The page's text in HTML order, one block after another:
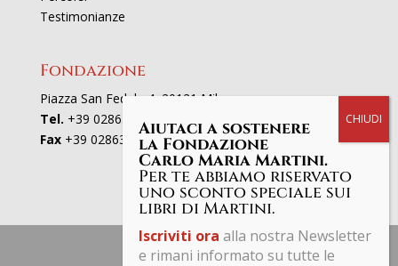
Testimonianze
Fondazione
Piazza San Fedele 4, 20121 Milano
Tel. +39 02863521
Fax+39 0286352801Aiutaci a sostenere
la Fondazione
Carlo Maria Martini.
Per te abbiamo riservato
uno sconto speciale sui
libri di Martini.
Iscriviti ora alla nostra Newsletter
e rimani informato su tutte le